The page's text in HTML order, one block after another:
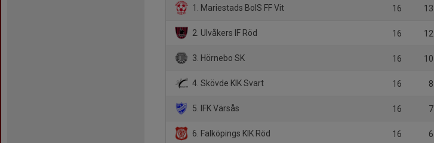
1. Mariestads BoIS FF Vit 16 13
2. Ulvåkers IF Röd 16 12
3. Hörnebo SK 16 10
4. Skövde KIK Svart 16 8
5. IFK Värsås 16 7
6. Falköpings KIK Röd 16 6